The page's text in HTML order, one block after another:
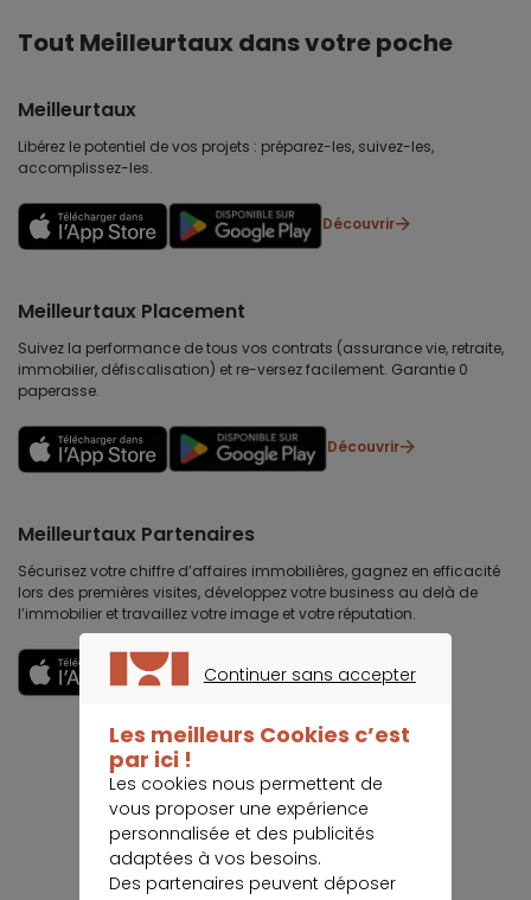
Tout Meilleurtaux dans votre poche
Meilleurtaux
Libérez le potentiel de vos projets : préparez-les, suivez-les,
accomplissez-les.
Découvrir
Meilleurtaux Placement
Suivez la performance de tous vos contrats (assurance vie, retraite,
immobilier, défiscalisation) et re-versez facilement. Garantie 0
paperasse.
Découvrir
Meilleurtaux Partenaires
Sécurisez votre chiffre d’affaires immobilières, gagnez en efficacité
lors des premières visites, développez votre business au delà de
l’immobilier et travaillez votre image et votre réputation.
Découvrir
Continuer sans accepter
Les meilleurs Cookies c’est
par ici !
Les cookies nous permettent de
vous proposer une expérience
personnalisée et des publicités
adaptées à vos besoins.
Des partenaires peuvent déposer